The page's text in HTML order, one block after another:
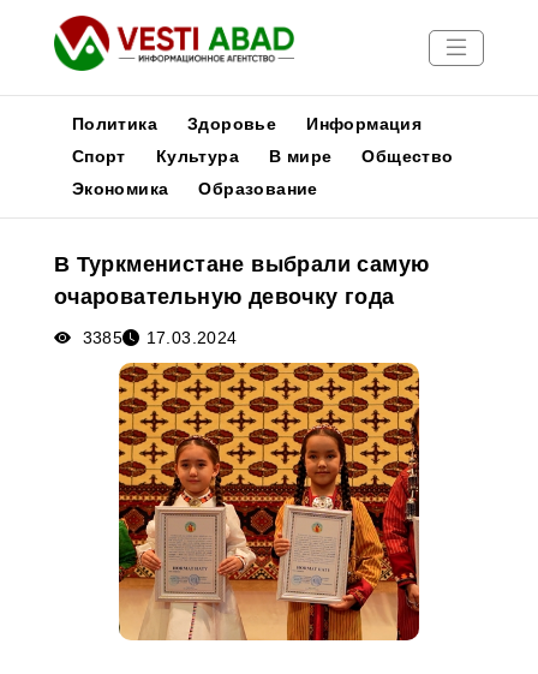
Новости
Медиа
Афиша
Политика Здоровье
Информация
Спорт
Культура В мире
Общество
Экономика
Образование
В Туркменистане выбрали самую
очаровательную девочку года
3385 17.03.2024